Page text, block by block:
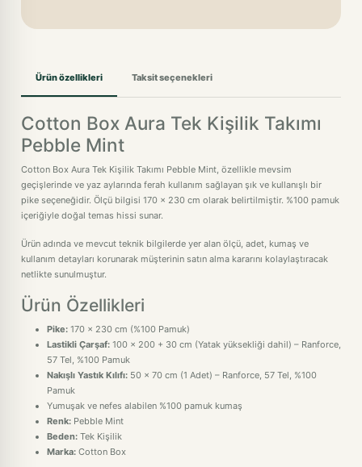
Ürün özellikleri Taksit seçenekleri
Cotton Box Aura Tek Kişilik Takımı
Pebble Mint
Cotton Box Aura Tek Kişilik Takımı Pebble Mint, özellikle mevsim
geçişlerinde ve yaz aylarında ferah kullanım sağlayan şık ve kullanışlı bir
pike seçeneğidir. Ölçü bilgisi 170 x 230 cm olarak belirtilmiştir. %100 pamuk
içeriğiyle doğal temas hissi sunar.
Ürün adında ve mevcut teknik bilgilerde yer alan ölçü, adet, kumaş ve
kullanım detayları korunarak müşterinin satın alma kararını kolaylaştıracak
netlikte sunulmuştur.
Ürün Özellikleri
Pike: 170 x 230 cm (%100 Pamuk)
Lastikli Çarşaf: 100 x 200 + 30 cm (Yatak yüksekliği dahil) – Ranforce,
57 Tel, %100 Pamuk
Nakışlı Yastık Kılıfı: 50 x 70 cm (1 Adet) – Ranforce, 57 Tel, %100
Pamuk
Yumuşak ve nefes alabilen %100 pamuk kumaş
Renk: Pebble Mint
Beden: Tek Kişilik
Marka: Cotton Box